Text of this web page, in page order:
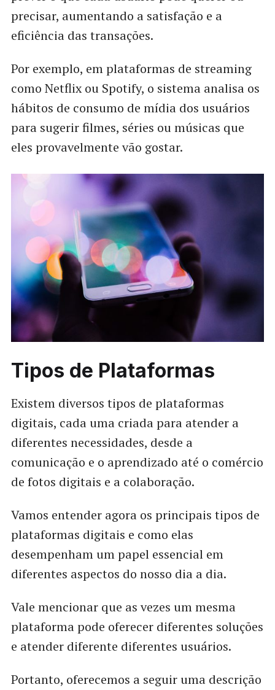
precisar, aumentando a satisfação e a
eficiência das transações.
Por exemplo, em plataformas de streaming
como Netflix ou Spotify, o sistema analisa os
hábitos de consumo de mídia dos usuários
para sugerir filmes, séries ou músicas que
eles provavelmente vão gostar.
Tipos de Plataformas
Existem diversos tipos de plataformas
digitais, cada uma criada para atender a
diferentes necessidades, desde a
comunicação e o aprendizado até o comércio
de fotos digitais e a colaboração.
Vamos entender agora os principais tipos de
plataformas digitais e como elas
desempenham um papel essencial em
diferentes aspectos do nosso dia a dia.
Vale mencionar que as vezes um mesma
plataforma pode oferecer diferentes soluções
e atender diferente diferentes usuários.
Portanto, oferecemos a seguir uma descrição